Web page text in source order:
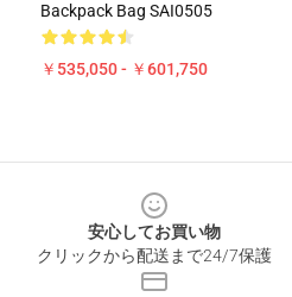
Backpack Bag SAI0505
￥535,050 - ￥601,750
安心してお買い物
クリックから配送まで24/7保護